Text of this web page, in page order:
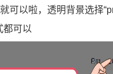
可以啦，透明背景选择
都可以